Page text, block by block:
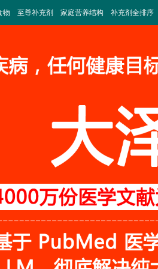
物 至尊补充剂 家庭营养结构 补充剂全排序